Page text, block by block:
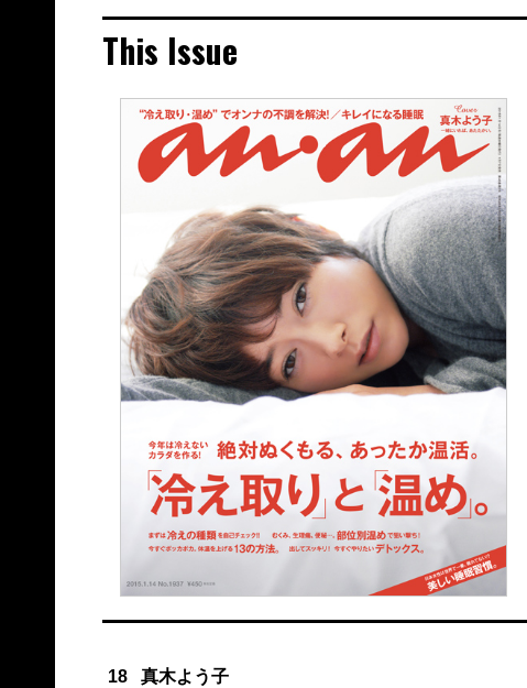
This Issue
18
真木よう子